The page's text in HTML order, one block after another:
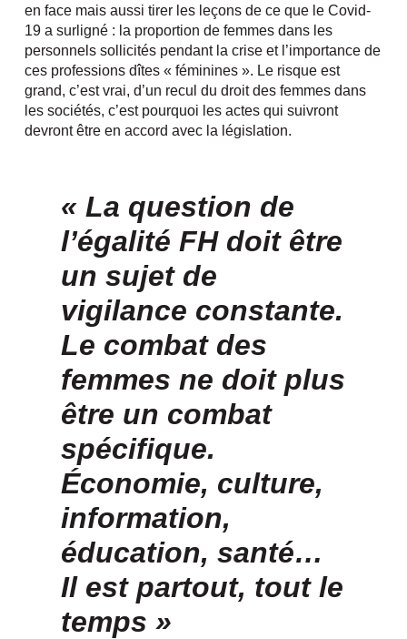
en face mais aussi tirer les leçons de ce que le Covid-
19 a surligné : la proportion de femmes dans les
personnels sollicités pendant la crise et l’importance de
ces professions dîtes « féminines ». Le risque est
grand, c’est vrai, d’un recul du droit des femmes dans
les sociétés, c’est pourquoi les actes qui suivront
devront être en accord avec la législation.
« La question de
l’égalité FH doit être
un sujet de
vigilance constante.
Le combat des
femmes ne doit plus
être un combat
spécifique.
Économie, culture,
information,
éducation, santé…
Il est partout, tout le
temps »